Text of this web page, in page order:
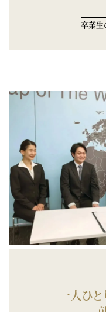
卒業生
一人ひ